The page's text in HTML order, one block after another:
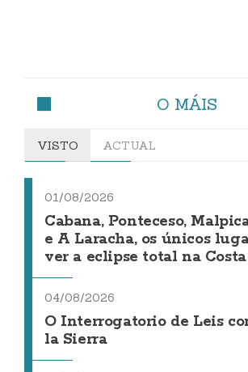
O MÁIS
VISTO ACTUAL
01/08/2026
Cabana, Ponteceso,
e A Laracha, os únicos
ver a eclipse total na
04/08/2026
O Interrogatorio de Leis
la Sierra